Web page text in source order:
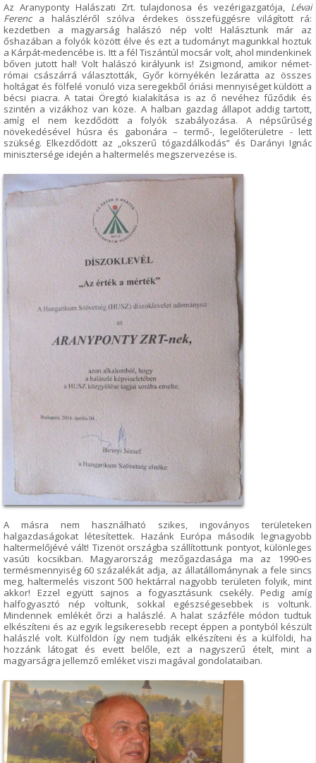
Az Aranyponty Halászati Zrt. tulajdonosa és vezérigazgatója, Lévai
Ferenc a halászléről szólva érdekes összefüggésre világított rá:
kezdetben a magyarság halászó nép volt! Halásztunk már az
őshazában a folyók között élve és ezt a tudományt magunkkal hoztuk
a Kárpát-medencébe is. Itt a fél Tiszántúl mocsár volt, ahol mindenkinek
bőven jutott hal! Volt halászó királyunk is! Zsigmond, amikor német-
római császárrá választották, Győr környékén lezáratta az összes
holtágat és fölfelé vonuló viza seregekből óriási mennyiséget küldött a
bécsi piacra. A tatai Öregtó kialakítása is az ő nevéhez fűződik és
szintén a vizákhoz van köze. A halban gazdag állapot addig tartott,
amíg el nem kezdődött a folyók szabályozása. A népsűrűség
növekedésével húsra és gabonára – termő-, legelőterületre - lett
szükség. Elkezdődött az „okszerű tógazdálkodás” és Darányi Ignác
minisztersége idején a haltermelés megszervezése is.
A másra nem használható szikes, ingoványos területeken
halgazdaságokat létesítettek. Hazánk Európa második legnagyobb
haltermelőjévé vált! Tizenöt országba szállítottunk pontyot, különleges
vasúti kocsikban. Magyarország mezőgazdasága ma az 1990-es
termésmennyiség 60 százalékát adja, az állatállománynak a fele sincs
meg, haltermelés viszont 500 hektárral nagyobb területen folyik, mint
akkor! Ezzel együtt sajnos a fogyasztásunk csekély. Pedig amíg
halfogyasztó nép voltunk, sokkal egészségesebbek is voltunk.
Mindennek emlékét őrzi a halászlé. A halat százféle módon tudtuk
elkészíteni és az egyik legsikeresebb recept éppen a pontyból készült
halászlé volt. Külföldön így nem tudják elkészíteni és a külföldi, ha
hozzánk látogat és evett belőle, ezt a nagyszerű ételt, mint a
magyarságra jellemző emléket viszi magával gondolataiban.